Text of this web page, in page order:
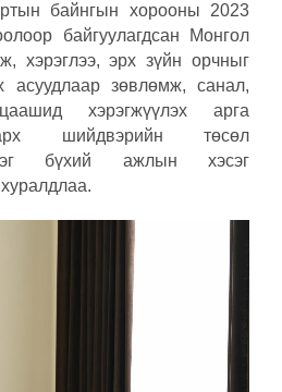
байнгын хорооны 2023
байгуулагдсан Монгол
хэрэглээ, эрх зүйн орчныг
асуудлаар зөвлөмж, санал,
хэрэгжүүлэх арга
шийдвэрийн төсөл
бүхий ажлын хэсэг